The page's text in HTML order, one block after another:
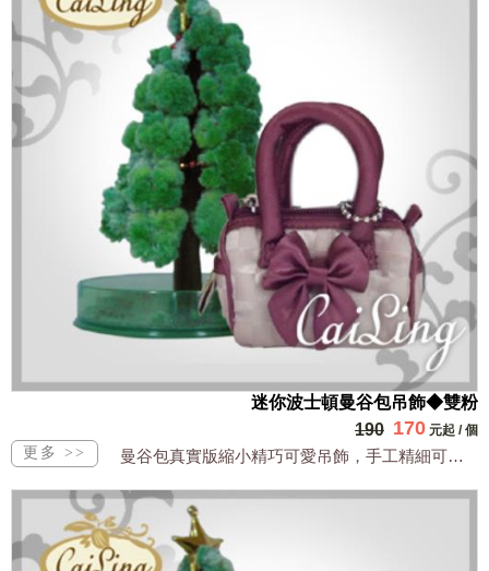
迷你波士頓曼谷包吊飾◆雙粉
190 170 元起 /個
曼谷包真實版縮小精巧可愛吊飾，手工精細可裝小物全台獨家販售